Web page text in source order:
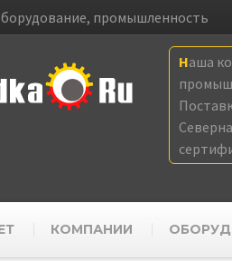
промышленность
Наша
КОМПАНИИ